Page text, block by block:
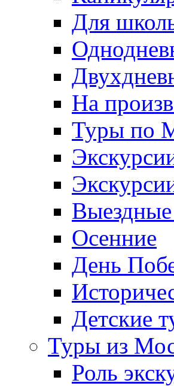
Для
На
Туры по
Осенние
День
Детские
Туры из
Роль